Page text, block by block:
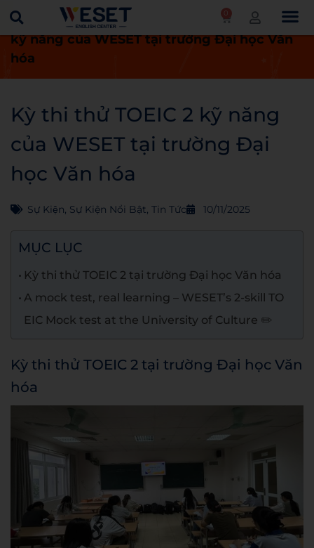
0
Trang chủ Tin tức
Kỳ thi thử TOEIC 2
kỹ năng của WESET tại trường Đại học Văn
hóa
Kỳ thi thử TOEIC 2 kỹ năng
của WESET tại trường Đại
học Văn hóa
Sự Kiện, Sự Kiện Nổi Bật, Tin Tức 10/11/2025
MỤC LỤC
Kỳ thi thử TOEIC 2 tại trường Đại học Văn hóa
A mock test, real learning – WESET’s 2-skill TO
EIC Mock test at the University of Culture ✏️
Kỳ thi thử TOEIC 2 tại trường Đại học Văn
hóa